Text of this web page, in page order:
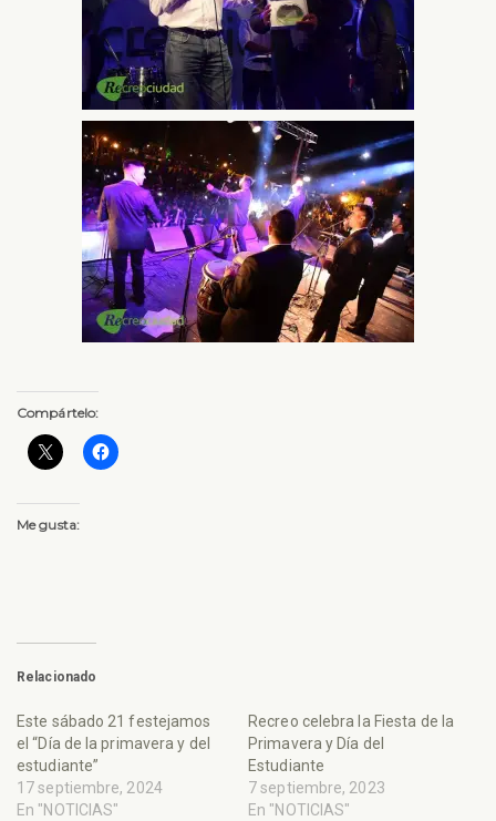
Compártelo:
Me gusta:
Relacionado
Este sábado 21 festejamos
el “Día de la primavera y del
estudiante”
17 septiembre, 2024
En "NOTICIAS"
Recreo celebra la Fiesta de la
Primavera y Día del
Estudiante
7 septiembre, 2023
En "NOTICIAS"